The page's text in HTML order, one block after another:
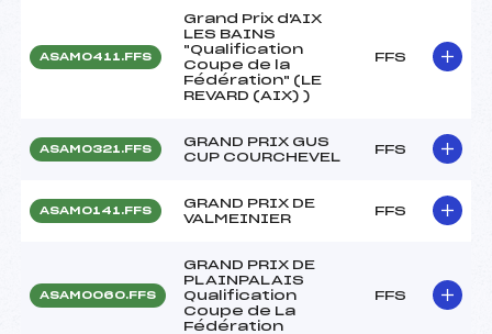
ASAM0411.FFS
Grand Prix d'AIX
LES BAINS
"Qualification
Coupe de la
Fédération" (LE
REVARD (AIX) )
FFS
ASAM0321.FFS
GRAND PRIX GUS
CUP COURCHEVEL
FFS
ASAM0141.FFS
GRAND PRIX DE
VALMEINIER
FFS
ASAM0060.FFS
GRAND PRIX DE
PLAINPALAIS
Qualification
Coupe de La
Fédération
FFS